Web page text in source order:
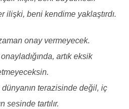
ilişki, beni kendime yaklaştırdı.
onay vermeyecek.
artık eksik
terazisinde değil, iç
sesinde tartılır.